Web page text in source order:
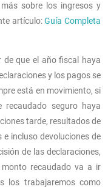
sobre los ingresos y
artículo:Guía Completa
de que el año fiscal haya
y los pagos se
está en movimiento, si
recaudado seguro haya
tarde, resultados de
incluso devoluciones de
de las declaraciones,
monto recaudado va a ir
los trabajaremos como